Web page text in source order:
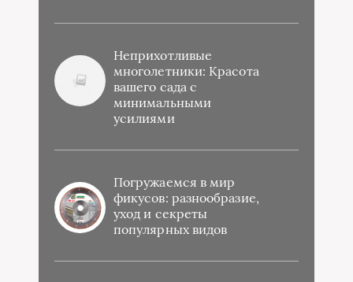
Неприхотливые
многолетники: Красота
вашего сада с
минимальными
усилиями
Погружаемся в мир
фикусов: разнообразие,
уход и секреты
популярных видов